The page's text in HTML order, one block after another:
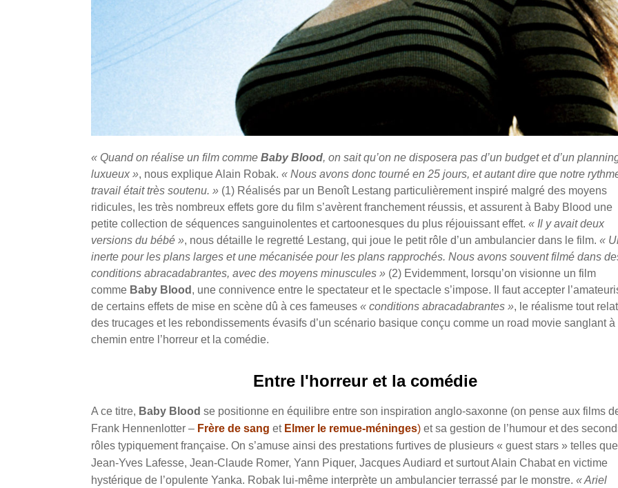
« Quand on réalise un film comme Baby Blood, on sait qu’on ne disposera pas d’un budget et d’un
luxueux », nous explique Alain Robak. « Nous avons donc tourné en 25 jours, et autant dire que notre
travail était très soutenu. » (1) Réalisés par un Benoît Lestang particulièrement inspiré malgré des moyens
ridicules, les très nombreux effets gore du film s’avèrent franchement réussis, et assurent à Baby Blood une
petite collection de séquences sanguinolentes et cartoonesques du plus réjouissant effet. « Il y avait deux
versions du bébé », nous détaille le regretté Lestang, qui joue le petit rôle d’un ambulancier dans le film. «
inerte pour les plans larges et une mécanisée pour les plans rapprochés. Nous avons souvent filmé dans
conditions abracadabrantes, avec des moyens minuscules » (2) Evidemment, lorsqu’on visionne un film
comme Baby Blood , une connivence entre le spectateur et le spectacle s’impose. Il faut accepter
de certains effets de mise en scène dû à ces fameuses « conditions abracadabrantes », le réalisme tout
des trucages et les rebondissements évasifs d’un scénario basique conçu comme un road movie sanglant à
chemin entre l’horreur et la comédie.
Entre l'horreur et la comédie
A ce titre, Baby Blood se positionne en équilibre entre son inspiration anglo-saxonne (on pense aux films
Frank Hennenlotter – Frère de sang et Elmer le remue-méninges) et sa gestion de l’humour et des
rôles typiquement française. On s’amuse ainsi des prestations furtives de plusieurs « guest stars » telles que
Jean-Yves Lafesse, Jean-Claude Romer, Yann Piquer, Jacques Audiard et surtout Alain Chabat en victime
hystérique de l’opulente Yanka. Robak lui-même interprète un ambulancier terrassé par le monstre. « Ariel